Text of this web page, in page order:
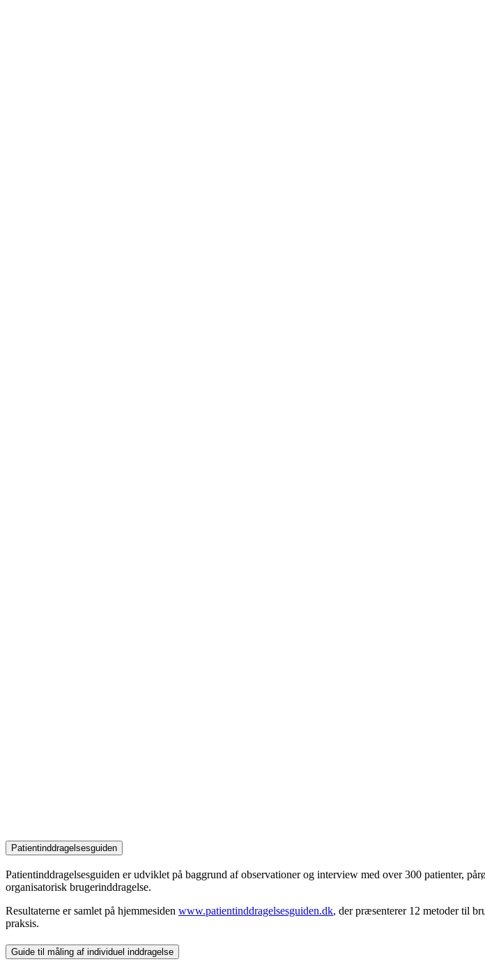
Patientinddragelsesguiden
Patientinddragelsesguiden er udviklet på baggrund af observationer og interview med over 300 patienter,
organisatorisk brugerinddragelse.
Resultaterne er samlet på hjemmesiden www.patientinddragelsesguiden.dk, der præsenterer 12 metoder til
praksis.
Guide til måling af individuel inddragelse